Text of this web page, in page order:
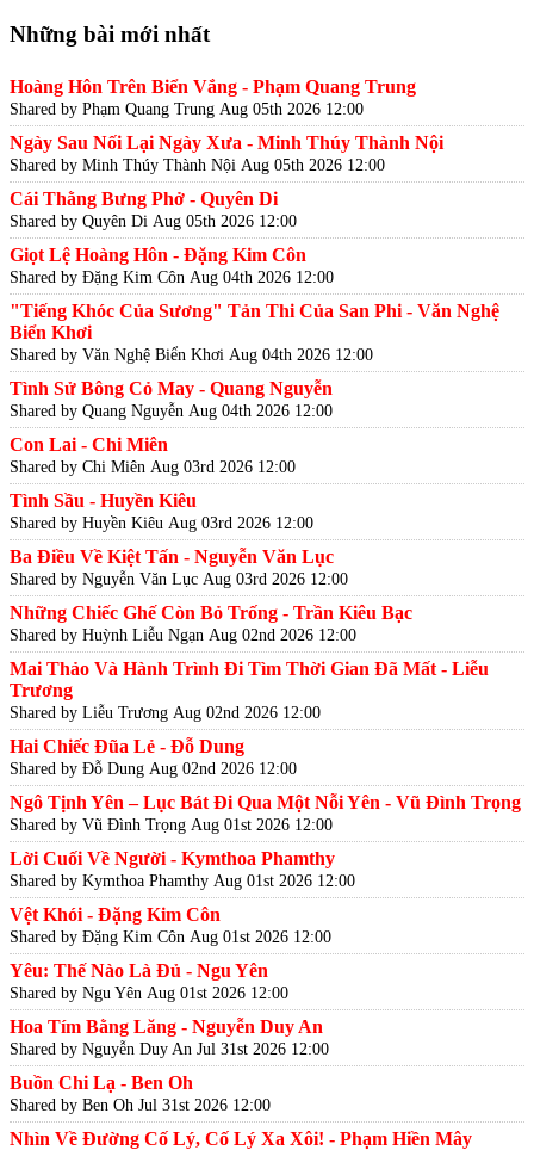
Những bài mới nhất
Hoàng Hôn Trên Biển Vắng - Phạm Quang Trung
Shared by Phạm Quang Trung Aug 05th 2026 12:00
Ngày Sau Nối Lại Ngày Xưa - Minh Thúy Thành Nội
Shared by Minh Thúy Thành Nội Aug 05th 2026 12:00
Cái Thằng Bưng Phở - Quyên Di
Shared by Quyên Di Aug 05th 2026 12:00
Giọt Lệ Hoàng Hôn - Đặng Kim Côn
Shared by Đặng Kim Côn Aug 04th 2026 12:00
"Tiếng Khóc Của Sương" Tản Thi Của San Phi - Văn Nghệ
Biển Khơi
Shared by Văn Nghệ Biển Khơi Aug 04th 2026 12:00
Tình Sử Bông Cỏ May - Quang Nguyễn
Shared by Quang Nguyễn Aug 04th 2026 12:00
Con Lai - Chi Miên
Shared by Chi Miên Aug 03rd 2026 12:00
Tình Sầu - Huyền Kiêu
Shared by Huyền Kiêu Aug 03rd 2026 12:00
Ba Điều Về Kiệt Tấn - Nguyễn Văn Lục
Shared by Nguyễn Văn Lục Aug 03rd 2026 12:00
Những Chiếc Ghế Còn Bỏ Trống - Trần Kiêu Bạc
Shared by Huỳnh Liễu Ngạn Aug 02nd 2026 12:00
Mai Thảo Và Hành Trình Đi Tìm Thời Gian Đã Mất - Liễu
Trương
Shared by Liễu Trương Aug 02nd 2026 12:00
Hai Chiếc Đũa Lẻ - Đỗ Dung
Shared by Đỗ Dung Aug 02nd 2026 12:00
Ngô Tịnh Yên – Lục Bát Đi Qua Một Nỗi Yên - Vũ Đình Trọng
Shared by Vũ Đình Trọng Aug 01st 2026 12:00
Lời Cuối Về Người - Kymthoa Phamthy
Shared by Kymthoa Phamthy Aug 01st 2026 12:00
Vệt Khói - Đặng Kim Côn
Shared by Đặng Kim Côn Aug 01st 2026 12:00
Yêu: Thế Nào Là Đủ - Ngu Yên
Shared by Ngu Yên Aug 01st 2026 12:00
Hoa Tím Bằng Lăng - Nguyễn Duy An
Shared by Nguyễn Duy An Jul 31st 2026 12:00
Buồn Chi Lạ - Ben Oh
Shared by Ben Oh Jul 31st 2026 12:00
Nhìn Về Đường Cố Lý, Cố Lý Xa Xôi! - Phạm Hiền Mây